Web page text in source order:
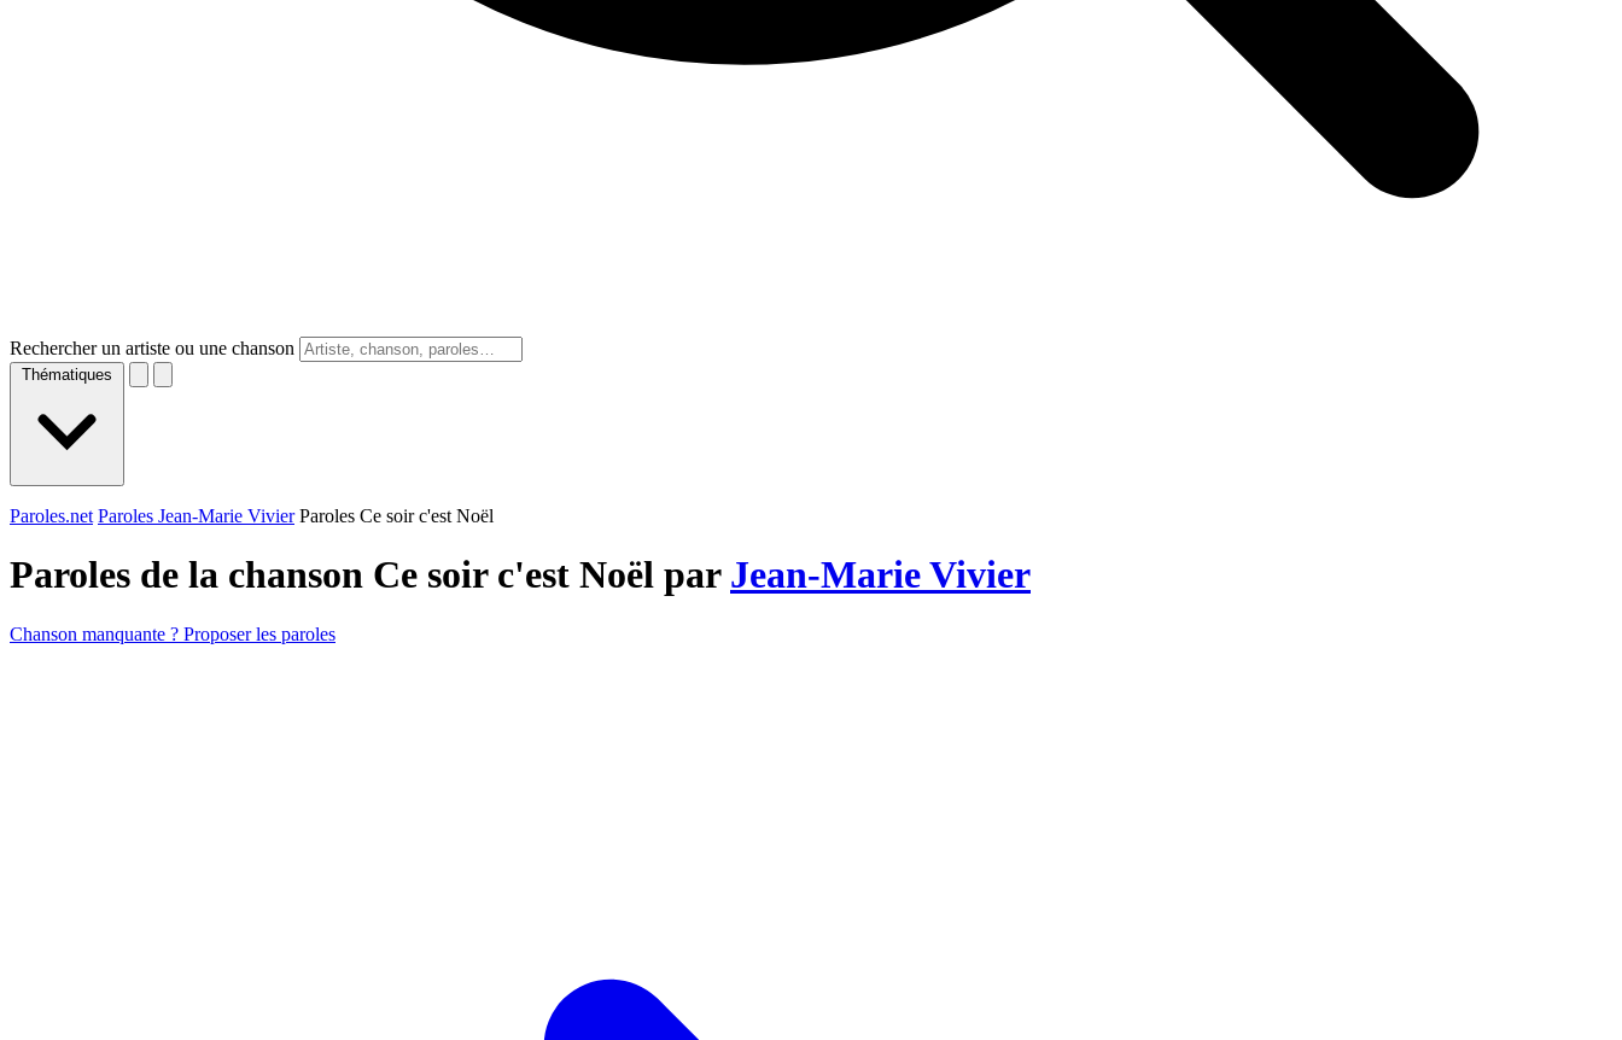
Rechercher un artiste ou une chanson
Thématiques
Paroles.net Paroles Jean-Marie Vivier Paroles Ce soir c'est Noël
Paroles de la chanson Ce soir c'est Noël par Jean-Marie Vivier
Chanson manquante ? Proposer les paroles